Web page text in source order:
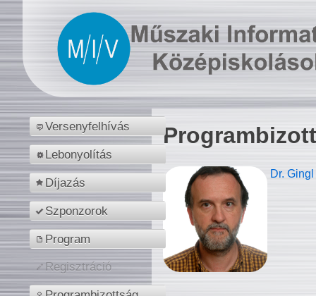
Versenyfelhívás
Lebonyolítás
Díjazás
Szponzorok
Program
Regisztráció
Dr.